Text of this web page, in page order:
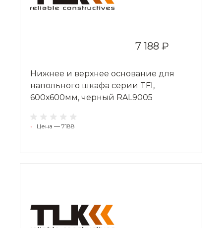
7 188 ₽
Нижнее и верхнее основание для
напольного шкафа серии TFI,
600х600мм, черный RAL9005
• Цена — 7188